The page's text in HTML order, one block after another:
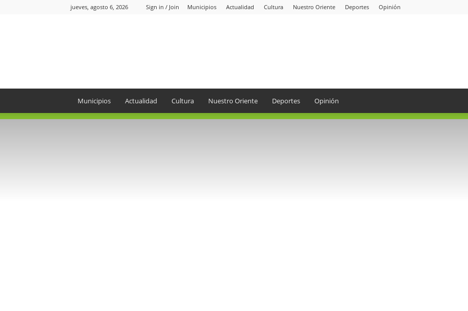
jueves, agosto 6, 2026 Sign in / Join Municipios Actualidad Cultura Nuestro Oriente Deportes Opinión
Municipios Actualidad Cultura Nuestro Oriente Deportes Opinión